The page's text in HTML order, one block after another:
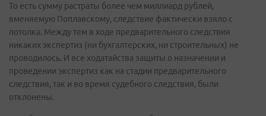
То есть сумму растраты более чем миллиард рублей,
вменяемую Поплавскому, следствие фактически взяло с
потолка. Между тем в ходе предварительного следствия
никаких экспертиз (ни бухгалтерских, ни строительных) не
проводилось. И все ходатайства защиты о назначении и
проведении экспертиз как на стадии предварительного
следствия, так и во время судебного следствия, были
отклонены.